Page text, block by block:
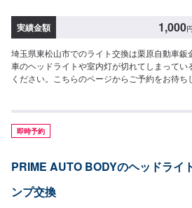
実績金額 1,000円
埼玉県東松山市でのライト交換は栗原自動車鈑
車のヘッドライトや室内灯が切れてしまって
ください。こちらのページからご予約をお待
ます。専門の鈑金・塗装では、高い技術で満
るよう研鑽努力し、安心運転のための整備・修
レストアやカスタムなどのサービスもご提供し
や車検、タイヤ交換などの基本的な車のメンテ
即時予約
PRIME AUTO BODYのヘッドライ
ンプ交換